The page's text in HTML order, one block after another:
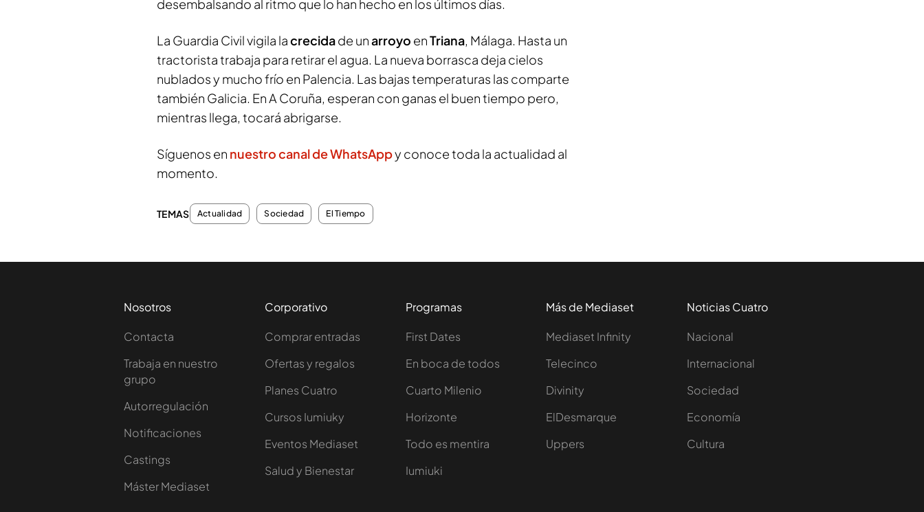
desembalsando al ritmo que lo han hecho en los últimos días.
La Guardia Civil vigila lacrecidade unarroyo enTriana, Málaga. Hasta un
tractorista trabaja para retirar el agua. La nueva borrasca deja cielos
nublados y mucho frío en Palencia. Las bajas temperaturas las comparte
también Galicia. En A Coruña, esperan con ganas el buen tiempo pero,
mientras llega, tocará abrigarse.
Síguenos en nuestro canal de WhatsAppy conoce toda la actualidad al
momento.
TEMAS Actualidad Sociedad El Tiempo
Nosotros
Contacta
Trabaja en nuestro
grupo
Autorregulación
Notificaciones
Castings
Máster Mediaset
Corporativo
Comprar entradas
Ofertas y regalos
Planes Cuatro
Cursos Iumiuky
Eventos Mediaset
Salud y Bienestar
Programas
First Dates
En boca de todos
Cuarto Milenio
Horizonte
Todo es mentira
Iumiuki
Más de Mediaset
Mediaset Infinity
Telecinco
Divinity
ElDesmarque
Uppers
Noticias Cuatro
Nacional
Internacional
Sociedad
Economía
Cultura